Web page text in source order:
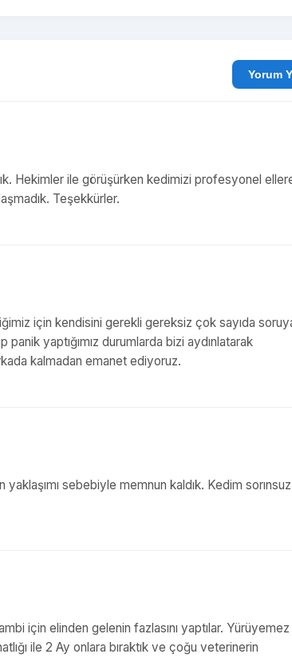
Hekimler ile görüşürken kedimizi profesyonel
Teşekkürler.
için kendisini gerekli gereksiz çok sayıda
yaptığımız durumlarda bizi aydınlatarak
kalmadan emanet ediyoruz.
sebebiyle memnun kaldık. Kedim sorınsuz
için elinden gelenin fazlasını yaptılar. Yürüyemez
ile 2 Ay onlara bıraktık ve çoğu veterinerin